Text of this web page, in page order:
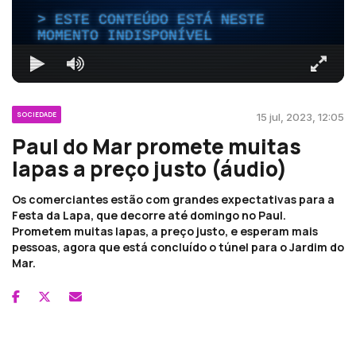
ESTE CONTEÚDO ESTÁ NESTE
MOMENTO INDISPONÍVEL
SOCIEDADE 15 jul, 2023, 12:05
Paul do Mar promete muitas
lapas a preço justo (áudio)
Os comerciantes estão com grandes expectativas para a
Festa da Lapa, que decorre até domingo no Paul.
Prometem muitas lapas, a preço justo, e esperam mais
pessoas, agora que está concluído o túnel para o Jardim do
Mar.